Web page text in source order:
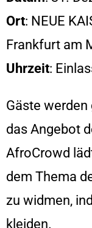
Ort: NEUE
Frankfurt am
Uhrzeit:
Gäste
das Angebot
AfroCrowd
dem Thema
zu widmen,
kleiden.